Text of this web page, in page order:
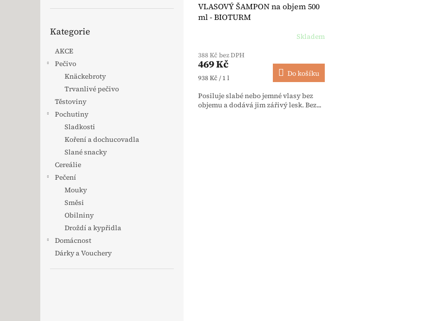
Kategorie
AKCE
Pečivo
Knäckebroty
Trvanlivé pečivo
Těstoviny
Pochutiny
Sladkosti
Koření a dochucovadla
Slané snacky
Cereálie
Pečení
Mouky
Směsi
Obilniny
Droždí a kypřidla
Domácnost
Dárky a Vouchery
VLASOVÝ ŠAMPON na objem 500
ml - BIOTURM
Skladem
388 Kč bez DPH
469 Kč
Měrná cena:
938 Kč / 1 l Do košíku
Posiluje slabé nebo jemné vlasy bez
objemu a dodává jim zářivý lesk. Bez...